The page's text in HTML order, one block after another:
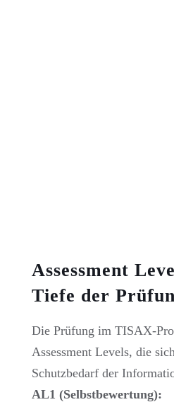
Assessment
Tiefe der
Die Prüfung im TISAX-
Assessment Levels, die
Schutzbedarf der
AL1 (Selbstbewertung):